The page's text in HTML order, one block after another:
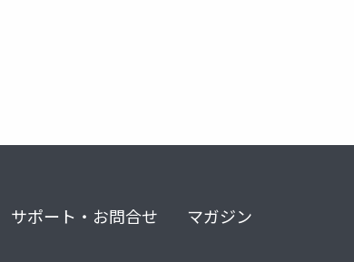
サポート・お問合せ マガジン